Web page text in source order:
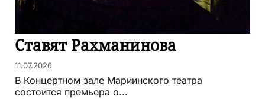
Ставят Рахманинова
11.07.2026
В Концертном зале Мариинского театра
состоится премьера о...